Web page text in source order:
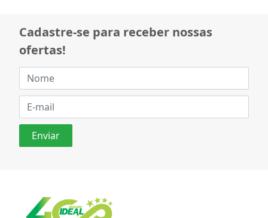
Cadastre-se para receber nossas
ofertas!